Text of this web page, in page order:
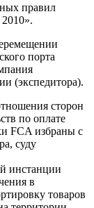
правил
порта
(экспедитора).
сторон
по оплате
FCA избраны с
суду
инстанции
в
товаров